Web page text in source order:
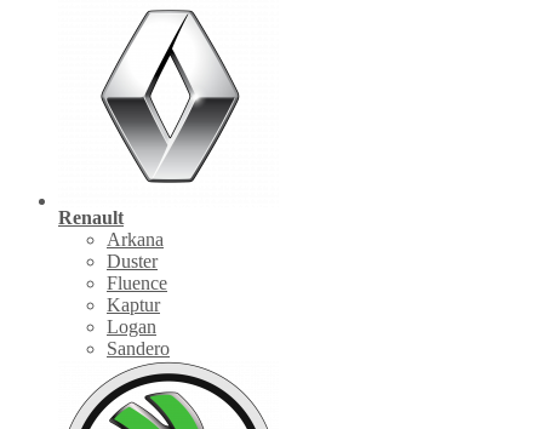
Renault
Arkana
Duster
Fluence
Kaptur
Logan
Sandero